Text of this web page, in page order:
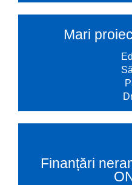
Mari
Finanțări